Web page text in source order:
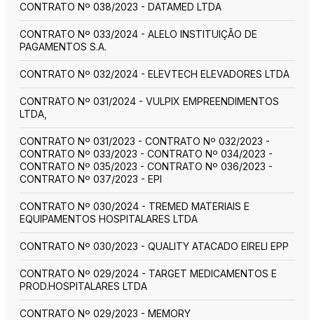
CONTRATO Nº 038/2023 - DATAMED LTDA
CONTRATO Nº 033/2024 - ALELO INSTITUIÇÃO DE
PAGAMENTOS S.A.
CONTRATO Nº 032/2024 - ELEVTECH ELEVADORES LTDA
CONTRATO Nº 031/2024 - VULPIX EMPREENDIMENTOS
LTDA,
CONTRATO Nº 031/2023 - CONTRATO Nº 032/2023 -
CONTRATO Nº 033/2023 - CONTRATO Nº 034/2023 -
CONTRATO Nº 035/2023 - CONTRATO Nº 036/2023 -
CONTRATO Nº 037/2023 - EPI
CONTRATO Nº 030/2024 - TREMED MATERIAIS E
EQUIPAMENTOS HOSPITALARES LTDA
CONTRATO Nº 030/2023 - QUALITY ATACADO EIRELI EPP
CONTRATO Nº 029/2024 - TARGET MEDICAMENTOS E
PROD.HOSPITALARES LTDA
CONTRATO Nº 029/2023 - MEMORY